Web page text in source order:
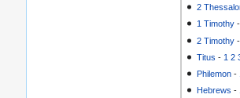
2
1 Timothy
2 Timothy
Titus - 1 2
Philemon -
Hebrews -